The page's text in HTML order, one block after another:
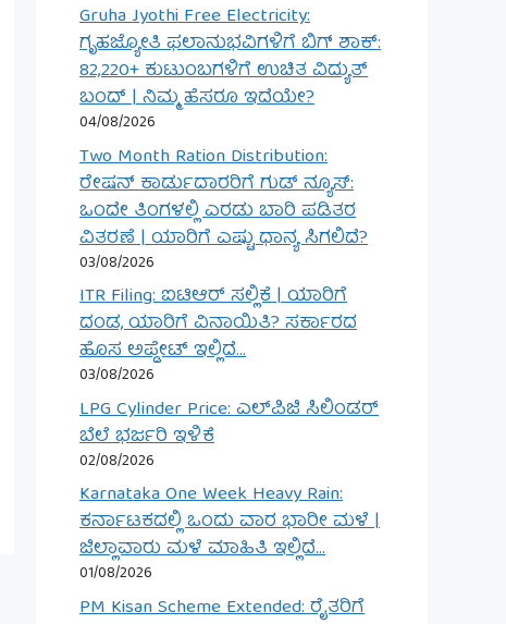
Gruha Jyothi Free Electricity:
ಗೃಹಜ್ಯೋತಿ ಫಲಾನುಭವಿಗಳಿಗೆ ಬಿಗ್ ಶಾಕ್:
82,220+ ಕುಟುಂಬಗಳಿಗೆ ಉಚಿತ ವಿದ್ಯುತ್
ಬಂದ್ | ನಿಮ್ಮ ಹೆಸರೂ ಇದೆಯೇ?
04/08/2026
Two Month Ration Distribution:
ರೇಷನ್ ಕಾರ್ಡುದಾರರಿಗೆ ಗುಡ್ ನ್ಯೂಸ್:
ಒಂದೇ ತಿಂಗಳಲ್ಲಿ ಎರಡು ಬಾರಿ ಪಡಿತರ
ವಿತರಣೆ | ಯಾರಿಗೆ ಎಷ್ಟು ಧಾನ್ಯ ಸಿಗಲಿದೆ?
03/08/2026
ITR Filing: ಐಟಿಆರ್ ಸಲ್ಲಿಕೆ | ಯಾರಿಗೆ
ದಂಡ, ಯಾರಿಗೆ ವಿನಾಯಿತಿ? ಸರ್ಕಾರದ
ಹೊಸ ಅಪ್ಡೇಟ್ ಇಲ್ಲಿದೆ…
03/08/2026
LPG Cylinder Price: ಎಲ್‌ಪಿಜಿ ಸಿಲಿಂಡರ್
ಬೆಲೆ ಭರ್ಜರಿ ಇಳಿಕೆ
02/08/2026
Karnataka One Week Heavy Rain:
ಕರ್ನಾಟಕದಲ್ಲಿ ಒಂದು ವಾರ ಭಾರೀ ಮಳೆ |
ಜಿಲ್ಲಾವಾರು ಮಳೆ ಮಾಹಿತಿ ಇಲ್ಲಿದೆ…
01/08/2026
PM Kisan Scheme Extended: ರೈತರಿಗೆ